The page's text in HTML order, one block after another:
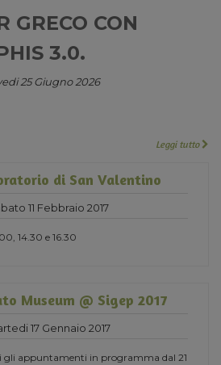
GRECO CON
3.0.
25 Giugno 2026
Leggi tutto
di San Valentino
11 Febbraio 2017
14.30 e 16.30
Museum @ Sigep 2017
17 Gennaio 2017
gli appuntamenti in programma dal 21